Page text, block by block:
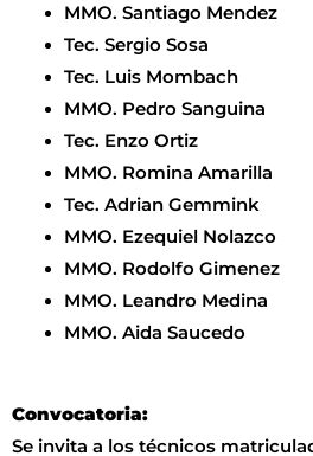
MMO. Santiago Mendez
Tec. Sergio Sosa
Tec. Luis Mombach
MMO. Pedro Sanguina
Tec. Enzo Ortiz
MMO. Romina Amarilla
Tec. Adrian Gemmink
MMO. Ezequiel Nolazco
MMO. Rodolfo Gimenez
MMO. Leandro Medina
MMO. Aida Saucedo
Convocatoria:
Se invita a los técnicos